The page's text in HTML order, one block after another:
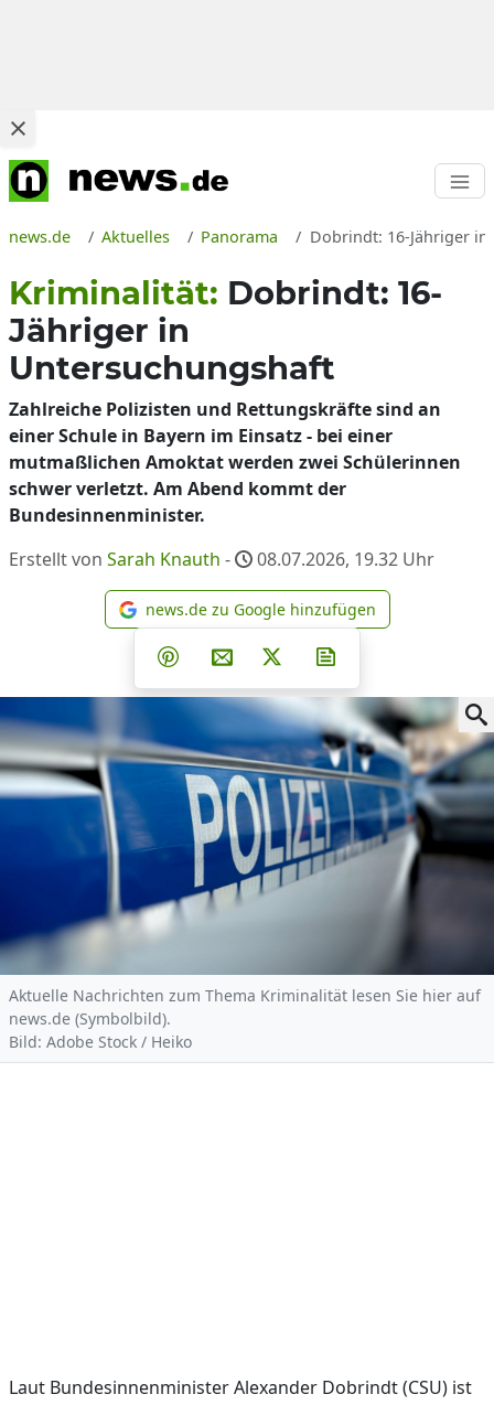
news.de Aktuelles Panorama Dobrindt: 16-Jähriger
Kriminalität: Dobrindt: 16-
Jähriger in
Untersuchungshaft
Zahlreiche Polizisten und Rettungskräfte sind an
einer Schule in Bayern im Einsatz - bei einer
mutmaßlichen Amoktat werden zwei Schülerinnen
schwer verletzt. Am Abend kommt der
Bundesinnenminister.
Erstellt von Sarah Knauth - 08.07.2026, 19.32 Uhr
news.de zu Google
news.de zu Google hinzufügen
Teilen auf Facebook
Teilen auf Whatsapp
Teilen auf Telegram
Teilen auf Pinterest
Per E-Mail teilen
Post auf X
Aktuelle Nachrichten zum Thema Kriminalität lesen Sie hier auf
news.de (Symbolbild).
Bild: Adobe Stock / Heiko
Laut Bundesinnenminister Alexander Dobrindt (CSU) ist